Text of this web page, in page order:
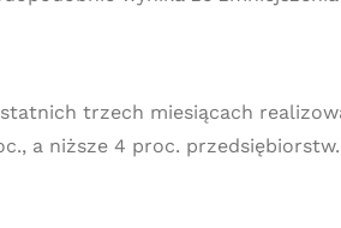
trzech miesiącach
a niższe 4 proc.